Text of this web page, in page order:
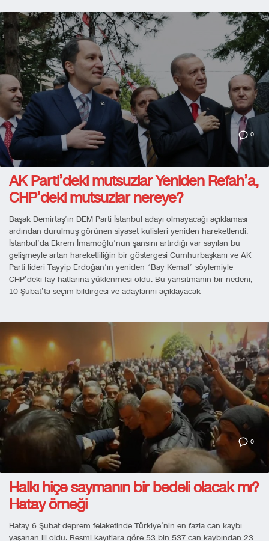
0
AK Parti’deki mutsuzlar Yeniden Refah’a,
CHP’deki mutsuzlar nereye?
Başak Demirtaş’ın DEM Parti İstanbul adayı olmayacağı açıklaması
ardından durulmuş görünen siyaset kulisleri yeniden hareketlendi.
İstanbul’da Ekrem İmamoğlu’nun şansını artırdığı var sayılan bu
gelişmeyle artan hareketliliğin bir göstergesi Cumhurbaşkanı ve AK
Parti lideri Tayyip Erdoğan’ın yeniden “Bay Kemal” söylemiyle
CHP’deki fay hatlarına yüklenmesi oldu. Bu yansıtmanın bir nedeni,
10 Şubat’ta seçim bildirgesi ve adaylarını açıklayacak
0
Halkı hiçe saymanın bir bedeli olacak mı?
Hatay örneği
Hatay 6 Şubat deprem felaketinde Türkiye’nin en fazla can kaybı
yaşanan ili oldu. Resmi kayıtlara göre 53 bin 537 can kaybından 23